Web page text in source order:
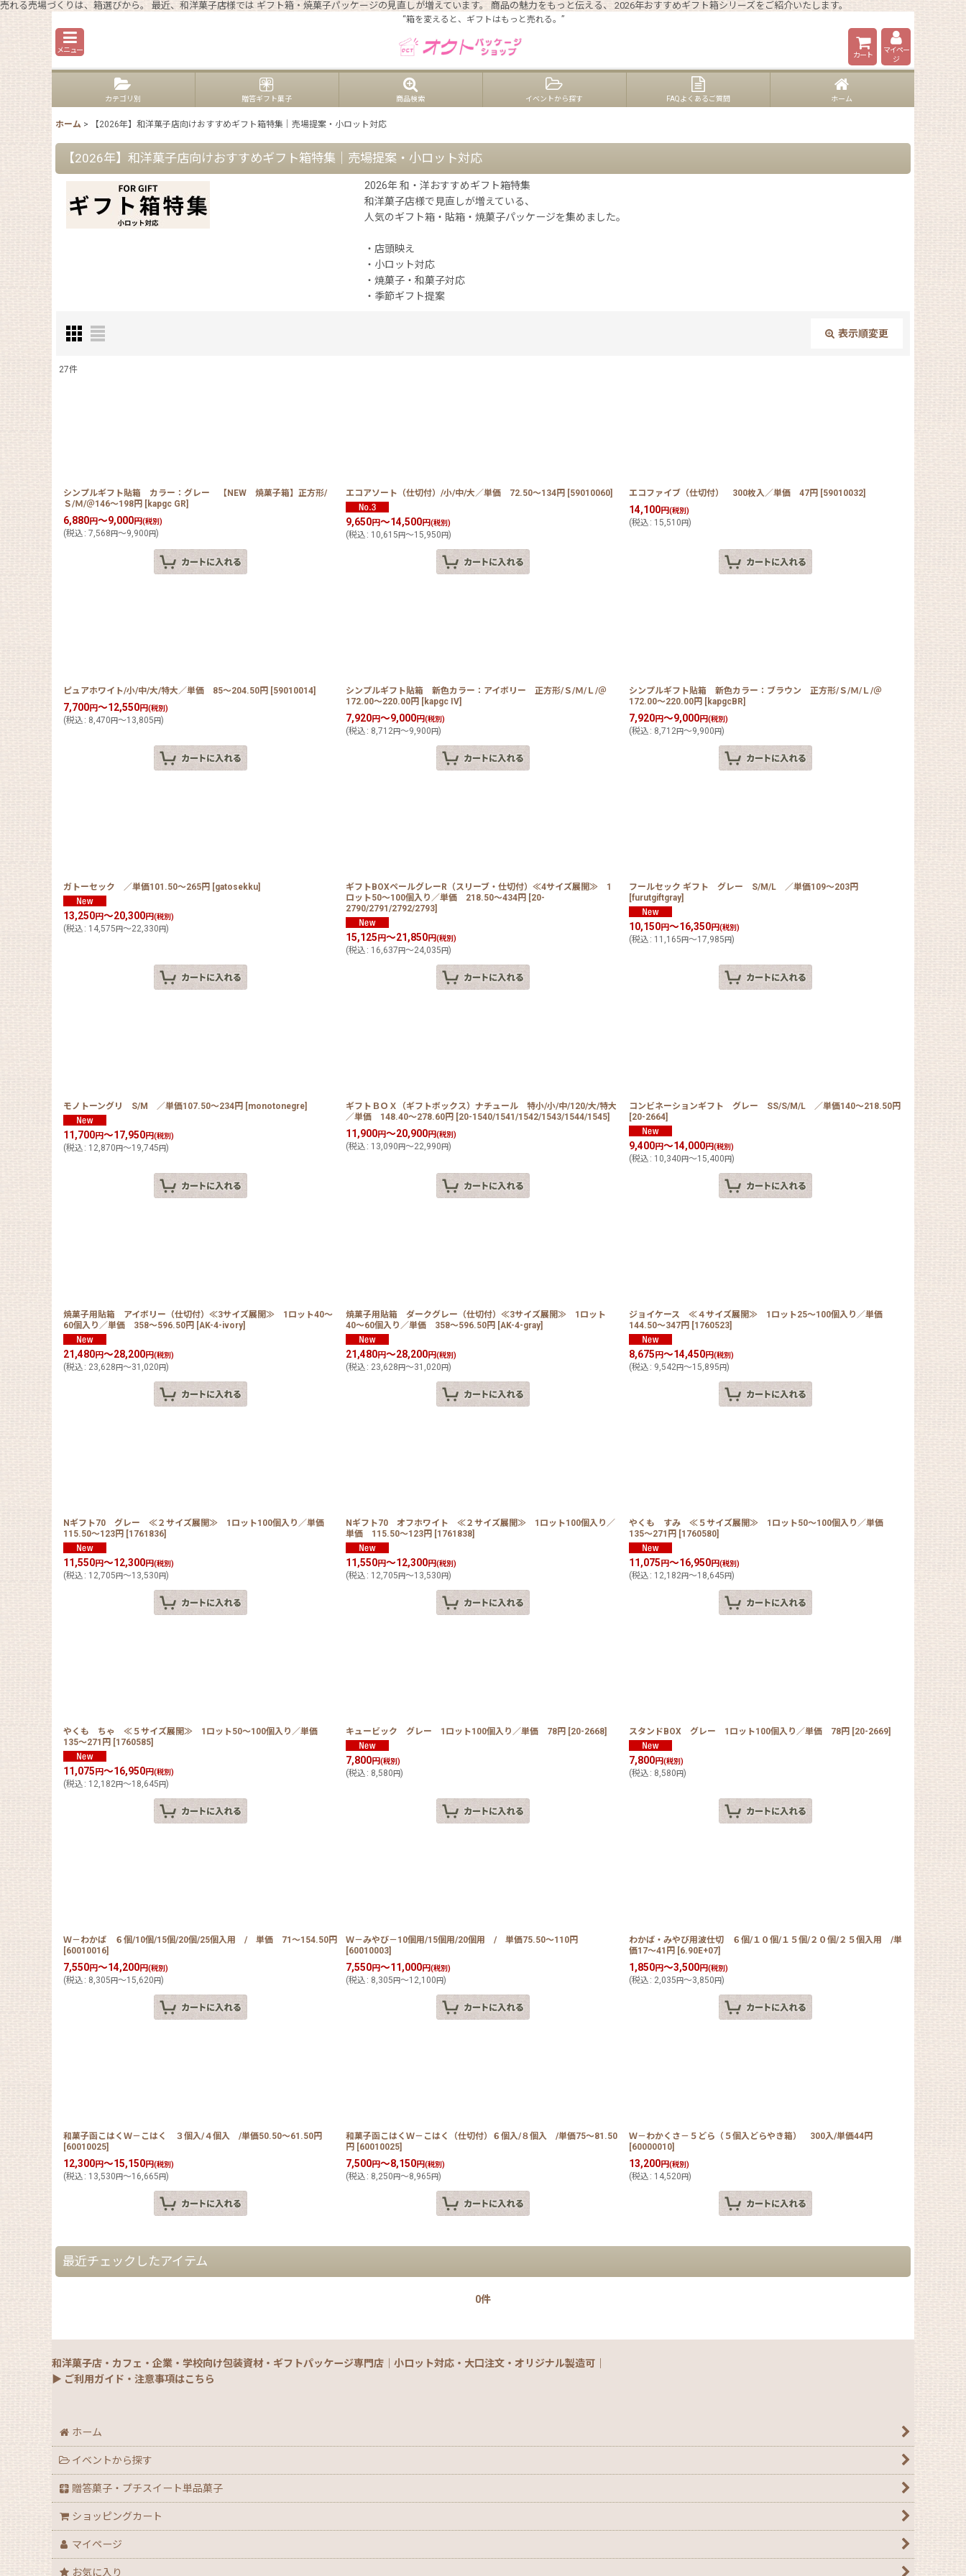
売れる売場づくりは、箱選びから。 最近、和洋菓子店様では ギフト箱・焼菓子パッケージの見直しが増えています。 商品の魅力をもっと伝える、 2026年おすすめギフト箱シリーズをご紹介いたします。
“箱を変えると、ギフトはもっと売れる。”
メニュー
カート
マイペー
ジ
カテゴリ別 贈答ギフト菓子 商品検索 イベントから探す FAQよくあるご質問 ホーム
ホーム > 【2026年】和洋菓子店向けおすすめギフト箱特集｜売場提案・小ロット対応
【2026年】和洋菓子店向けおすすめギフト箱特集｜売場提案・小ロット対応
2026年 和・洋おすすめギフト箱特集
和洋菓子店様で見直しが増えている、
人気のギフト箱・貼箱・焼菓子パッケージを集めました。
・店頭映え
・小ロット対応
・焼菓子・和菓子対応
・季節ギフト提案
表示順変更
27件
シンプルギフト貼箱 カラー：グレー 【NEW 焼菓子箱】正方形/
Ｓ/Ｍ/＠146〜198円 [kapgc GR]
6,880円～9,000円(税別)
(税込 : 7,568 円～9,900 円)
エコアソート（仕切付）/小/中/大／単価 72.50〜134円 [59010060]
9,650円～14,500円(税別)
(税込 : 10,615円～15,950円)
エコファイブ（仕切付） 300枚入／単価 47円 [59010032]
14,100円(税別)
(税込 : 15,510 円)
ピュアホワイト/小/中/大/特大／単価 85〜204.50円 [59010014]
7,700円～12,550円(税別)
(税込 : 8,470 円～13,805 円)
シンプルギフト貼箱 新色カラー：アイボリー 正方形/Ｓ/Ｍ/Ｌ/＠
172.00〜220.00円 [kapgc IV]
7,920円～9,000円(税別)
(税込 : 8,712円～9,900円)
シンプルギフト貼箱 新色カラー：ブラウン 正方形/Ｓ/Ｍ/Ｌ/＠
172.00〜220.00円 [kapgcBR]
7,920円～9,000円(税別)
(税込 : 8,712 円～9,900 円)
ガトーセック ／単価101.50〜265円 [gatosekku]
13,250円～20,300円(税別)
(税込 : 14,575 円～22,330 円)
ギフトBOXペールグレーR（スリーブ・仕切付）≪4サイズ展開≫ 1
ロット50〜100個入り／単価 218.50〜434円 [20-
2790/2791/2792/2793]
15,125 円～21,850円(税別)
(税込 : 16,637円～24,035円)
フールセック ギフト グレー S/M/L ／単価109〜203円
[furutgiftgray]
10,150円～16,350円(税別)
(税込 : 11,165 円～17,985 円)
モノトーングリ S/M ／単価107.50〜234円 [monotonegre]
11,700円～17,950円(税別)
(税込 : 12,870 円～19,745 円)
ギフトＢＯＸ（ギフトボックス）ナチュール 特小/小/中/120/大/特大
／単価 148.40〜278.60円 [20-1540/1541/1542/1543/1544/1545]
11,900円～20,900円(税別)
(税込 : 13,090円～22,990円)
コンビネーションギフト グレー SS/S/M/L ／単価140〜218.50円
[20-2664]
9,400円～14,000円(税別)
(税込 : 10,340 円～15,400 円)
焼菓子用貼箱 アイボリー（仕切付）≪3サイズ展開≫ 1ロット40〜
60個入り／単価 358〜596.50円 [AK-4-ivory]
21,480円～28,200円(税別)
(税込 : 23,628 円～31,020 円)
焼菓子用貼箱 ダークグレー（仕切付）≪3サイズ展開≫ 1ロット
40〜60個入り／単価 358〜596.50円 [AK-4-gray]
21,480円～28,200円(税別)
(税込 : 23,628円～31,020円)
ジョイケース ≪４サイズ展開≫ 1ロット25〜100個入り／単価
144.50〜347円 [1760523]
8,675 円～14,450円(税別)
(税込 : 9,542 円～15,895 円)
Nギフト70 グレー ≪２サイズ展開≫ 1ロット100個入り／単価
115.50〜123円 [1761836]
11,550円～12,300円(税別)
(税込 : 12,705 円～13,530 円)
Nギフト70 オフホワイト ≪２サイズ展開≫ 1ロット100個入り／
単価 115.50〜123円 [1761838]
11,550円～12,300円(税別)
(税込 : 12,705円～13,530円)
やくも すみ ≪５サイズ展開≫ 1ロット50〜100個入り／単価
135〜271円 [1760580]
11,075 円～16,950円(税別)
(税込 : 12,182 円～18,645 円)
やくも ちゃ ≪５サイズ展開≫ 1ロット50〜100個入り／単価
135〜271円 [1760585]
11,075 円～16,950円(税別)
(税込 : 12,182円～18,645 円)
キュービック グレー 1ロット100個入り／単価 78円 [20-2668]
7,800円(税別)
(税込 : 8,580円)
スタンドBOX グレー 1ロット100個入り／単価 78円 [20-2669]
7,800円(税別)
(税込 : 8,580 円)
Ｗ－わかば ６個/10個/15個/20個/25個入用 / 単価 71〜154.50円
[60010016]
7,550円～14,200円(税別)
(税込 : 8,305 円～15,620 円)
Ｗ－みやび－10個用/15個用/20個用 / 単価75.50〜110円
[60010003]
7,550円～11,000円(税別)
(税込 : 8,305円～12,100円)
わかば・みやび用波仕切 ６個/１０個/１５個/２０個/２５個入用 /単
価17〜41円 [6.90E+07]
1,850円～3,500円(税別)
(税込 : 2,035 円～3,850 円)
和菓子函こはくＷ－こはく ３個入/４個入 /単価50.50〜61.50円
[60010025]
12,300円～15,150円(税別)
(税込 : 13,530 円～16,665 円)
和菓子函こはくＷ－こはく（仕切付）６個入/８個入 /単価75〜81.50
円 [60010025]
7,500円～8,150円(税別)
(税込 : 8,250円～8,965円)
Ｗ－わかくさ－５どら（５個入どらやき箱） 300入/単価44円
[60000010]
13,200円(税別)
(税込 : 14,520 円)
最近チェックしたアイテム
0件
和洋菓子店・カフェ・企業・学校向け包装資材・ギフトパッケージ専門店｜小ロット対応・大口注文・オリジナル製造可｜
▶ ご利用ガイド・注意事項はこちら
ホーム
イベントから探す
贈答菓子・プチスイート単品菓子
ショッピングカート
マイページ
お気に入り